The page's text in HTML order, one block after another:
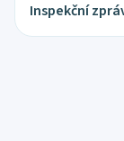
Inspekční